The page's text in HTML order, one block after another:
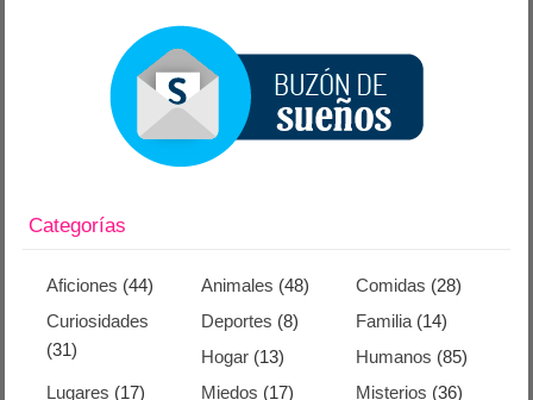
Categorías
Aficiones (44) Animales (48) Comidas (28)
Curiosidades
(31)
Deportes (8) Familia(14)
Hogar (13) Humanos (85)
Lugares (17) Miedos (17) Misterios (36)